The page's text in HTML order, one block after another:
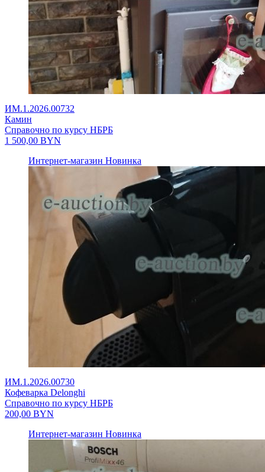
ИМ.1.2026.00732
Камин
Справочно по курсу НБРБ
1 500,00 BYN
Интернет-магазин Новинка
ИМ.1.2026.00730
Кофеварка Delonghi
Справочно по курсу НБРБ
200,00 BYN
Интернет-магазин Новинка